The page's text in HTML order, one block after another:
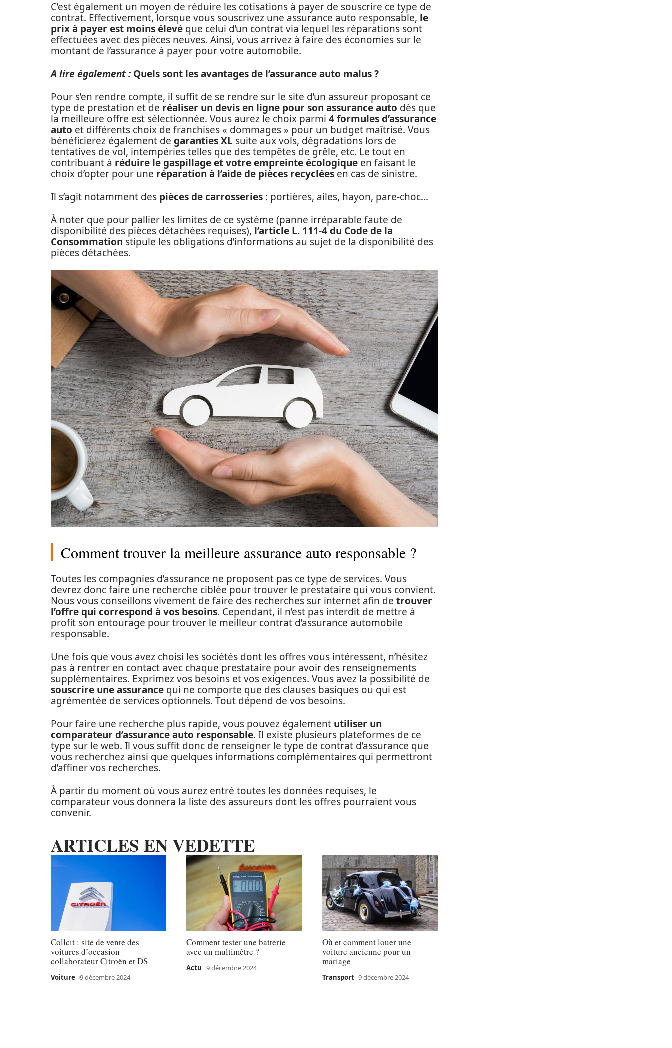
C’est également un moyen de réduire les cotisations à payer de souscrire ce type de
contrat. Effectivement, lorsque vous souscrivez une assurance auto responsable, le
prix à payer est moins élevé que celui d’un contrat via lequel les réparations sont
effectuées avec des pièces neuves. Ainsi, vous arrivez à faire des économies sur le
montant de l’assurance à payer pour votre automobile.
A lire également : Quels sont les avantages de l’assurance auto malus ?
Pour s’en rendre compte, il suffit de se rendre sur le site d’un assureur proposant ce
type de prestation et de réaliser un devis en ligne pour son assurance auto dès que
la meilleure offre est sélectionnée. Vous aurez le choix parmi 4 formules d’assurance
auto et différents choix de franchises « dommages » pour un budget maîtrisé. Vous
bénéficierez également de garanties XL suite aux vols, dégradations lors de
tentatives de vol, intempéries telles que des tempêtes de grêle, etc. Le tout en
contribuant à réduire le gaspillage et votre empreinte écologique en faisant le
choix d’opter pour une réparation à l’aide de pièces recyclées en cas de sinistre.
Il s’agit notamment des pièces de carrosseries : portières, ailes, hayon, pare-choc…
À noter que pour pallier les limites de ce système (panne irréparable faute de
disponibilité des pièces détachées requises), l’article L. 111-4 du Code de la
Consommation stipule les obligations d’informations au sujet de la disponibilité des
pièces détachées.
Comment trouver la meilleure assurance auto responsable ?
Toutes les compagnies d’assurance ne proposent pas ce type de services. Vous
devrez donc faire une recherche ciblée pour trouver le prestataire qui vous convient.
Nous vous conseillons vivement de faire des recherches sur internet afin de trouver
l’offre qui correspond à vos besoins. Cependant, il n’est pas interdit de mettre à
profit son entourage pour trouver le meilleur contrat d’assurance automobile
responsable.
Une fois que vous avez choisi les sociétés dont les offres vous intéressent, n’hésitez
pas à rentrer en contact avec chaque prestataire pour avoir des renseignements
supplémentaires. Exprimez vos besoins et vos exigences. Vous avez la possibilité de
souscrire une assurance qui ne comporte que des clauses basiques ou qui est
agrémentée de services optionnels. Tout dépend de vos besoins.
Pour faire une recherche plus rapide, vous pouvez également utiliser un
comparateur d’assurance auto responsable. Il existe plusieurs plateformes de ce
type sur le web. Il vous suffit donc de renseigner le type de contrat d’assurance que
vous recherchez ainsi que quelques informations complémentaires qui permettront
d’affiner vos recherches.
À partir du moment où vous aurez entré toutes les données requises, le
comparateur vous donnera la liste des assureurs dont les offres pourraient vous
convenir.
ARTICLES EN VEDETTE
Collcit : site de vente des
voitures d’occasion
collaborateur Citroën et DS
Voiture 9 décembre 2024
Comment tester une batterie
avec un multimètre ?
Actu 9 décembre 2024
Où et comment louer une
voiture ancienne pour un
mariage
Transport 9 décembre 2024